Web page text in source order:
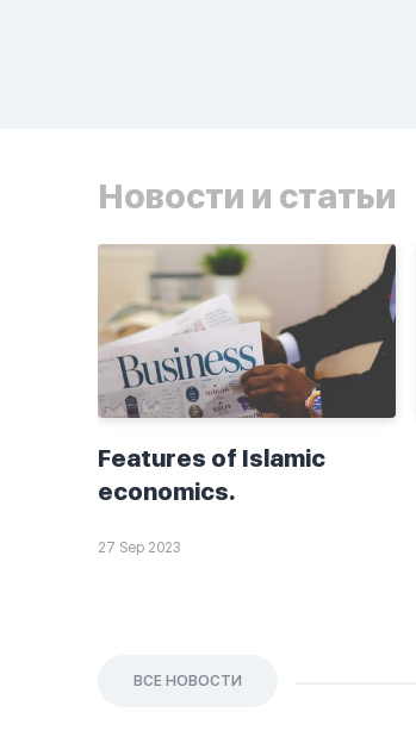
Новости и статьи
Features of Islamic
economics.
27 Sep 2023
ВСЕ НОВОСТИ